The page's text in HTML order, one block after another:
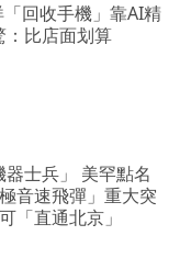
回收手機」靠AI精
比店面划算
士兵」 美罕點名
音速飛彈」重大突
直通北京」